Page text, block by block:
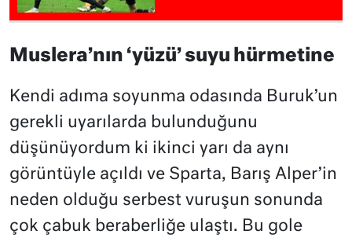
Muslera’nın ‘yüzü’ suyu hürmetine
Kendi adıma soyunma odasında Buruk’un
gerekli uyarılarda bulunduğunu
düşünüyordum ki ikinci yarı da aynı
görüntüyle açıldı ve Sparta, Barış Alper’in
neden olduğu serbest vuruşun sonunda
çok çabuk beraberliğe ulaştı. Bu gole